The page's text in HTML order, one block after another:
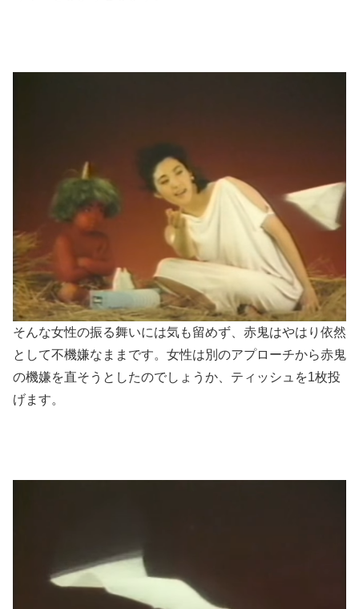
そんな女性の振る舞いには気も留めず、赤鬼はやはり依然
として不機嫌なままです。女性は別のアプローチから赤鬼
の機嫌を直そうとしたのでしょうか、ティッシュを1枚投
げます。